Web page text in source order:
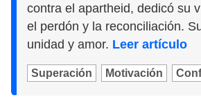
contra el apartheid, dedicó su
el perdón y la reconciliación.
unidad y amor. Leer artículo
Superación Motivación